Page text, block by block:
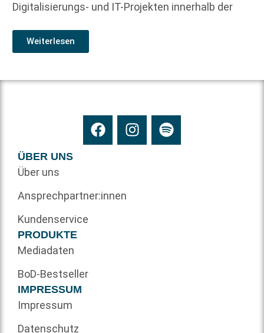
Digitalisierungs- und IT-Projekten innerhalb der
Weiterlesen
ÜBER UNS
Über uns
Ansprechpartner:innen
Kundenservice
PRODUKTE
Mediadaten
BoD-Bestseller
IMPRESSUM
Impressum
Datenschutz